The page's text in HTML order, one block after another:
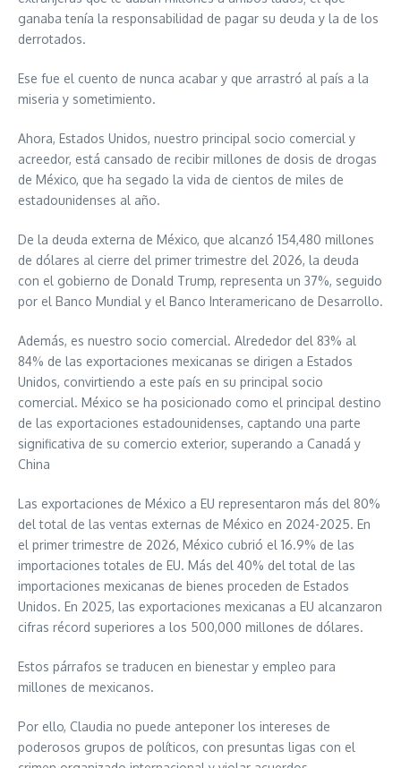
ganaba tenía la responsabilidad de pagar su deuda y la de los
derrotados.
Ese fue el cuento de nunca acabar y que arrastró al país a la
miseria y sometimiento.
Ahora, Estados Unidos, nuestro principal socio comercial y
acreedor, está cansado de recibir millones de dosis de drogas
de México, que ha segado la vida de cientos de miles de
estadounidenses al año.
De la deuda externa de México, que alcanzó 154,480 millones
de dólares al cierre del primer trimestre del 2026, la deuda
con el gobierno de Donald Trump, representa un 37%, seguido
por el Banco Mundial y el Banco Interamericano de Desarrollo.
Además, es nuestro socio comercial. Alrededor del 83% al
84% de las exportaciones mexicanas se dirigen a Estados
Unidos, convirtiendo a este país en su principal socio
comercial. México se ha posicionado como el principal destino
de las exportaciones estadounidenses, captando una parte
significativa de su comercio exterior, superando a Canadá y
China
Las exportaciones de México a EU representaron más del 80%
del total de las ventas externas de México en 2024-2025. En
el primer trimestre de 2026, México cubrió el 16.9% de las
importaciones totales de EU. Más del 40% del total de las
importaciones mexicanas de bienes proceden de Estados
Unidos. En 2025, las exportaciones mexicanas a EU alcanzaron
cifras récord superiores a los 500,000 millones de dólares.
Estos párrafos se traducen en bienestar y empleo para
millones de mexicanos.
Por ello, Claudia no puede anteponer los intereses de
poderosos grupos de políticos, con presuntas ligas con el